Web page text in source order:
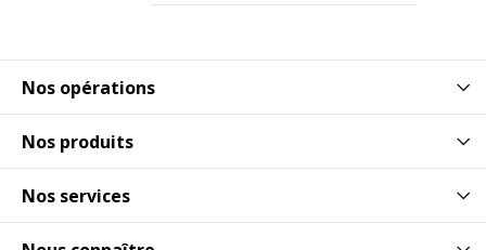
Nos opérations
Nos produits
Nos services